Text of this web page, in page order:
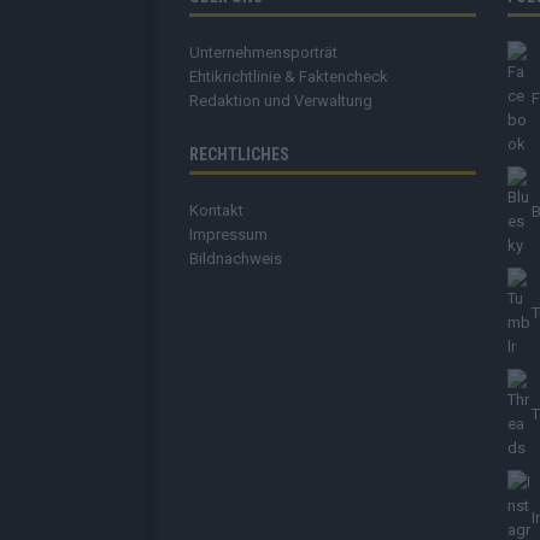
Unternehmensporträt
Ehtikrichtlinie & Faktencheck
Redaktion und Verwaltung
RECHTLICHES
Kontakt
Impressum
Bildnachweis